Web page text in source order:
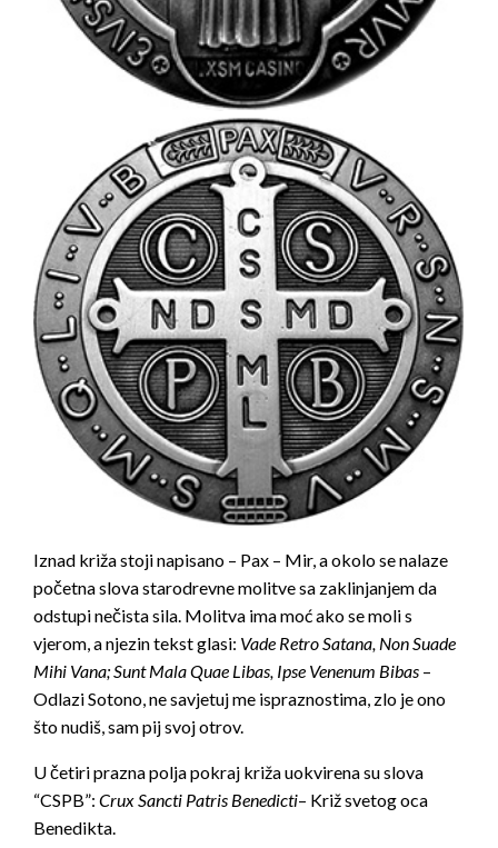
Iznad križa stoji napisano – Pax – Mir, a okolo se nalaze
početna slova starodrevne molitve sa zaklinjanjem da
odstupi nečista sila. Molitva ima moć ako se moli s
vjerom, a njezin tekst glasi: Vade Retro Satana, Non Suade
Mihi Vana; Sunt Mala Quae Libas, Ipse Venenum Bibas –
Odlazi Sotono, ne savjetuj me ispraznostima, zlo je ono
što nudiš, sam pij svoj otrov.
U četiri prazna polja pokraj križa uokvirena su slova
“CSPB”: Crux Sancti Patris Benedicti– Križ svetog oca
Benedikta.